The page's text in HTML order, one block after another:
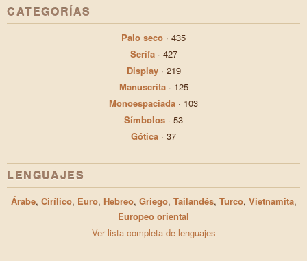
CATEGORÍAS
Palo seco · 435
Serifa· 427
Display· 219
Manuscrita· 125
Monoespaciada · 103
Símbolos · 53
Gótica · 37
LENGUAJES
Árabe, Cirílico, Euro, Hebreo, Griego, Tailandés, Turco, Vietnamita,
Europeo oriental
Ver lista completa de lenguajes